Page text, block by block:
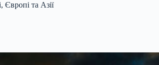
Європі та Азії